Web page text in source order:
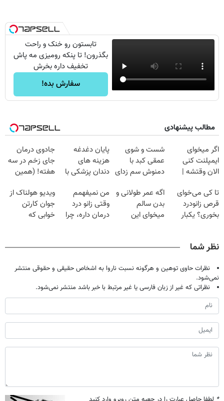
تابستون رو خنک و راحت
بگذرون! تا پنکه رومیزی مه پاش
تخفیف داره بخرش
سفارش بده!
مطالب پیشنهادی
اگر میخوای
ایمپلنت کنی
الان وقتشه |
میلیون تومان!!!
شست و شوی
عمقی کبد با
دمنوش سم زدای
پایان دغدغه
هزینه های
دندان پزشکی با
خانگی
جادوی درمان
جای زخم در سه
هفته! (همین
صحبت کنید)
تا کی می‌خوای
قرص زانودرد
بخوری؟ یکبار
اگه عمر طولانی و
بدن سالم
میخوای این
من نمیفهمم
وقتی زانو درد
درمان داره، چرا
ویدیو هولناک از
جوان کارتن
خوابی که
نظر شما
نظرات حاوی توهین و هرگونه نسبت ناروا به اشخاص حقیقی و حقوقی منتشر
نمی‌شود.
نظراتی که غیر از زبان فارسی یا غیر مرتبط با خبر باشد منتشر نمی‌شود.